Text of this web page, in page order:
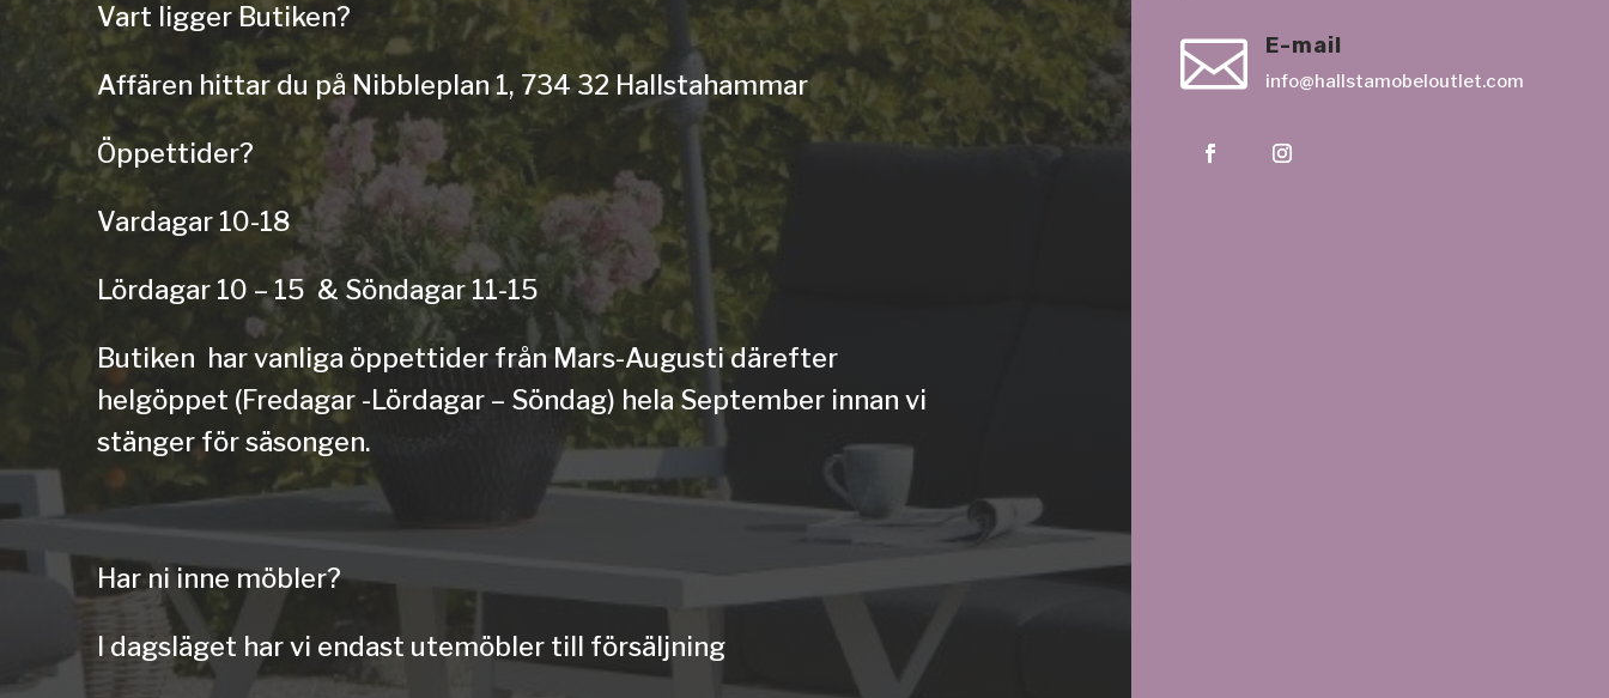
Vart ligger Butiken?
Affären hittar du på Nibbleplan 1, 734 32 Hallstahammar
Öppettider?
Vardagar 10-18
Lördagar 10 – 15 & Söndagar 11-15
Butiken har vanliga öppettiderfrån Mars-Augustidärefter
helgöppet (Fredagar -Lördagar – Söndag) hela September innan vi
stänger för säsongen.
Har ni inne möbler?
I dagsläget har vi endast utemöbler till försäljning
 E-mail
info@hallstamobeloutlet.com